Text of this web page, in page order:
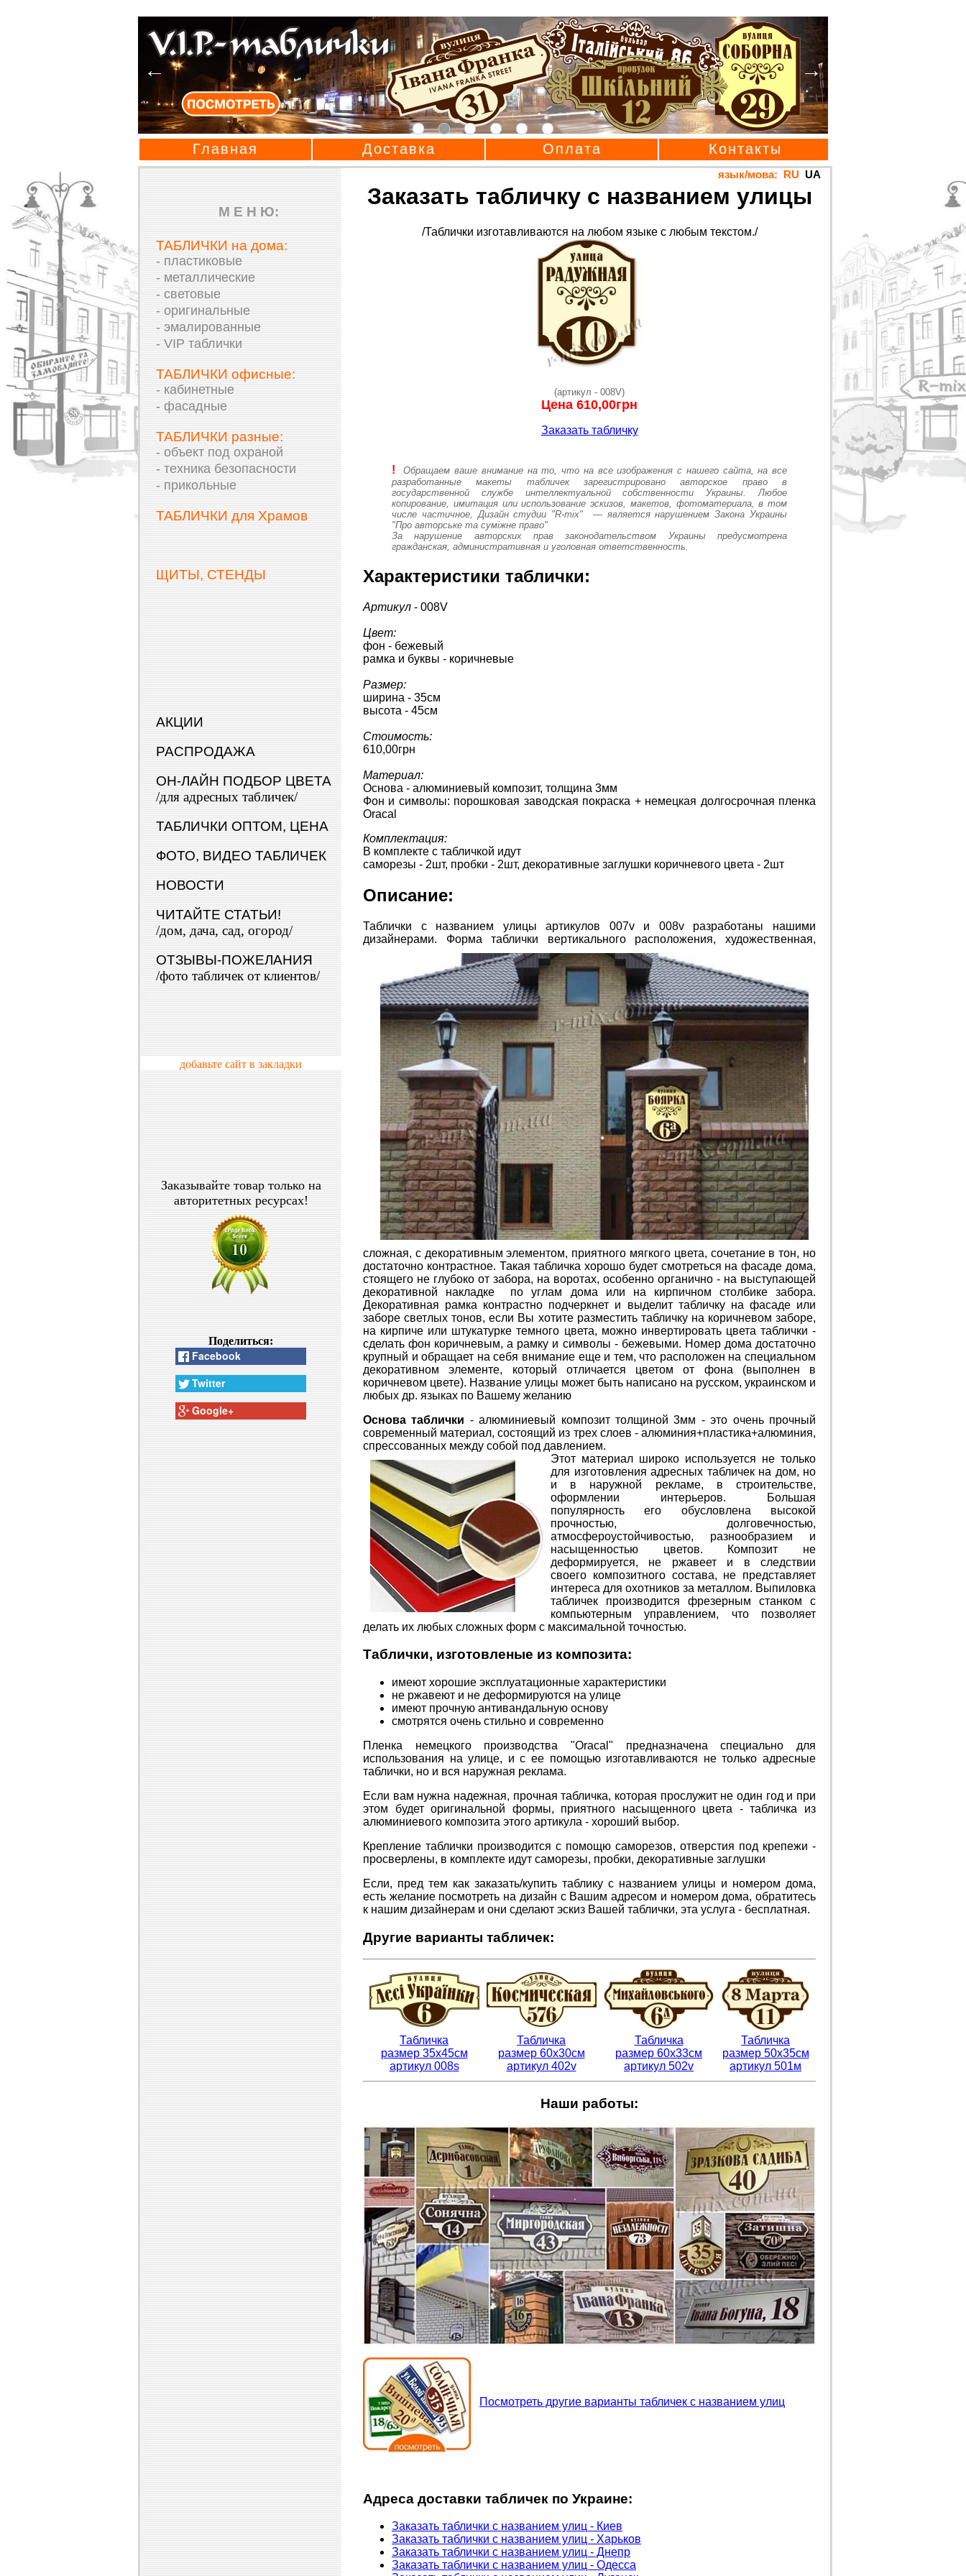
Главная Доставка Оплата Контакты
М Е Н Ю:
ТАБЛИЧКИ на дома:
- пластиковые
- металлические
- световые
- оригинальные
- эмалированные
- VIP таблички
ТАБЛИЧКИ офисные:
- кабинетные
- фасадные
ТАБЛИЧКИ разные:
- объект под охраной
- техника безопасности
- прикольные
ТАБЛИЧКИ для Храмов
ЩИТЫ, СТЕНДЫ
АКЦИИ
РАСПРОДАЖА
ОН-ЛАЙН ПОДБОР ЦВЕТА
/для адресных табличек/
ТАБЛИЧКИ ОПТОМ, ЦЕНА
ФОТО, ВИДЕО ТАБЛИЧЕК
НОВОСТИ
ЧИТАЙТЕ СТАТЬИ!
/дом, дача, сад, огород/
ОТЗЫВЫ-ПОЖЕЛАНИЯ
/фото табличек от клиентов/
добавьте сайт в закладки
Заказывайте товар только на
авторитетных ресурсах!
Поделиться:
Facebook
Twitter
Google+
язык/мова: RU UA
Заказать табличку с названием улицы
/Таблички изготавливаются на любом языке с любым текстом./
(артикул - 008V)
Цена 610,00грн
Заказать табличку
!
Обращаем ваше внимание на то, что на все изображения с нашего сайта, на все
разработанные макеты табличек зарегистрировано авторское право в
государственной службе интеллектуальной собственности Украины. Любое
копирование, имитация или использование эскизов, макетов, фотоматериала, в том
числе частичное, Дизайн студии "R-mix" — является нарушением Закона Украины
"Про авторське та суміжне право"
За нарушение авторских прав законодательством Украины предусмотрена
гражданская, административная и уголовная ответственность.
Характеристики таблички:
Артикул - 008V
Цвет:
фон - бежевый
рамка и буквы - коричневые
Размер:
ширина - 35см
высота - 45см
Стоимость:
610,00грн
Материал:
Основа - алюминиевый композит, толщина 3мм
Фон и символы: порошковая заводская покраска + немецкая долгосрочная пленка
Oracal
Комплектация:
В комплекте с табличкой идут
саморезы - 2шт, пробки - 2шт, декоративные заглушки коричневого цвета - 2шт
Описание:
Таблички с названием улицы артикулов 007v и 008v разработаны нашими
дизайнерами. Форма таблички вертикального расположения, художественная,
сложная, с декоративным элементом, приятного мягкого цвета, сочетание в тон, но
достаточно контрастное. Такая табличка хорошо будет смотреться на фасаде дома,
стоящего не глубоко от забора, на воротах, особенно органично - на выступающей
декоративной накладке по углам дома или на кирпичном столбике забора.
Декоративная рамка контрастно подчеркнет и выделит табличку на фасаде или
заборе светлых тонов, если Вы хотите разместить табличку на коричневом заборе,
на кирпиче или штукатурке темного цвета, можно инвертировать цвета таблички -
сделать фон коричневым, а рамку и символы - бежевыми. Номер дома достаточно
крупный и обращает на себя внимание еще и тем, что расположен на специальном
декоративном элементе, который отличается цветом от фона (выполнен в
коричневом цвете). Название улицы может быть написано на русском, украинском и
любых др. языках по Вашему желанию
Основа таблички - алюминиевый композит толщиной 3мм - это очень прочный
современный материал, состоящий из трех слоев - алюминия+пластика+алюминия,
спрессованных между собой под давлением.
Этот материал широко используется не только
для изготовления адресных табличек на дом, но
и в наружной рекламе, в строительстве,
оформлении интерьеров. Большая
популярность его обусловлена высокой
прочностью, долговечностью,
атмосфероустойчивостью, разнообразием и
насыщенностью цветов. Композит не
деформируется, не ржавеет и в следствии
своего композитного состава, не представляет
интереса для охотников за металлом. Выпиловка
табличек производится фрезерным станком с
компьютерным управлением, что позволяет
делать их любых сложных форм с максимальной точностью.
Таблички, изготовленые из композита:
имеют хорошие эксплуатационные характеристики
не ржавеют и не деформируются на улице
имеют прочную антивандальную основу
смотрятся очень стильно и современно
Пленка немецкого производства "Oracal" предназначена специально для
использования на улице, и с ее помощью изготавливаются не только адресные
таблички, но и вся наружная реклама.
Если вам нужна надежная, прочная табличка, которая прослужит не один год и при
этом будет оригинальной формы, приятного насыщенного цвета - табличка из
алюминиевого композита этого артикула - хороший выбор.
Крепление таблички производится с помощю саморезов, отверстия под крепежи -
просверлены, в комплекте идут саморезы, пробки, декоративные заглушки
Если, пред тем как заказать/купить таблику с названием улицы и номером дома,
есть желание посмотреть на дизайн с Вашим адресом и номером дома, обратитесь
к нашим дизайнерам и они сделают эскиз Вашей таблички, эта услуга - бесплатная.
Другие варианты табличек:
Табличка
размер 35х45см
артикул 008s
Табличка
размер 60х30см
артикул 402v
Табличка
размер 60х33см
артикул 502v
Табличка
размер 50х35см
артикул 501м
Наши работы:
Посмотреть другие варианты табличек с названием улиц
Адреса доставки табличек по Украине:
Заказать таблички с названием улиц - Киев
Заказать таблички с названием улиц - Харьков
Заказать таблички с названием улиц - Днепр
Заказать таблички с названием улиц - Одесса